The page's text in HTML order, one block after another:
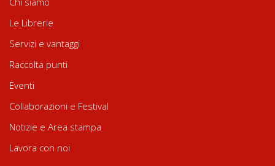
Le Librerie
Servizi e vantaggi
Raccolta punti
Eventi
Collaborazioni e Festival
Notizie e Area stampa
Lavora con noi